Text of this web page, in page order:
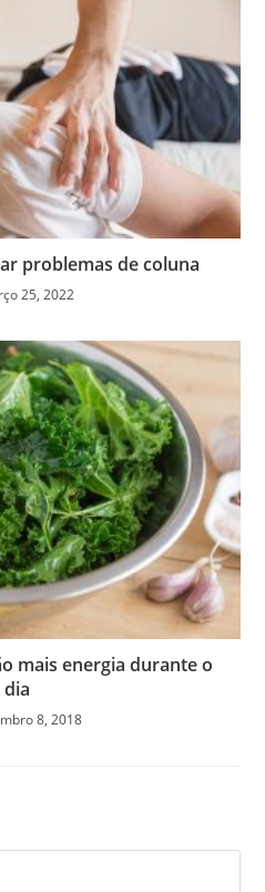
problemas de coluna
25, 2022
mais energia durante o
dia
8, 2018